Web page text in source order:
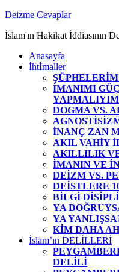
Zum
springen
Deizme Cevaplar
İslam'ın Hakikat İddiasının
Anasayfa
İhtİmaller
İMANIMI
DOGMA VS.
İNANÇ ZAN
AKIL VAHİY
AKILLILIK
İMANIN VE
DEİZM VS.
DEİSTLERE
BİLGİ
YA
YA
KİM DAHA
İslam’ın DELİLLERİ
DELİLİ